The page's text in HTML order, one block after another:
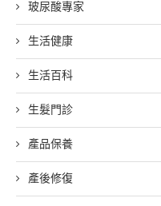
玻尿酸專家
生活健康
生活百科
生髮門診
產品保養
產後修復